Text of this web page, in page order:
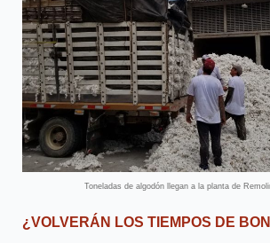
Toneladas de algodón llegan a la planta de
¿VOLVERÁN LOS TIEMPOS DE